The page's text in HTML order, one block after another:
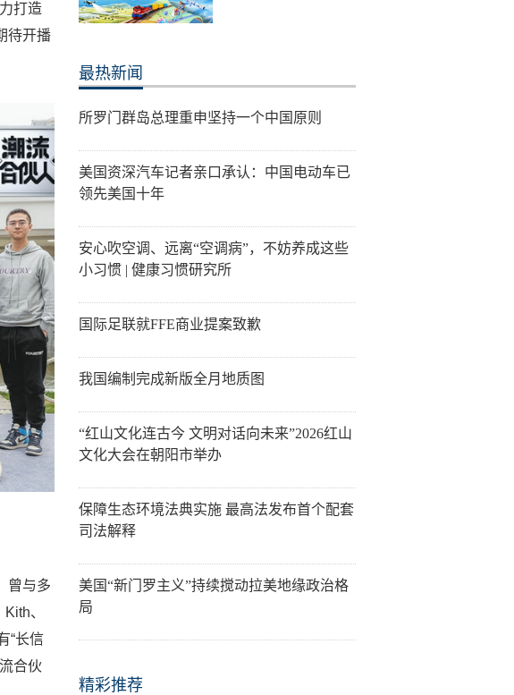
打造
待开播
曾与多
、
“长信
合伙
最热新闻
所罗门群岛总理重申坚持一个中国原则
美国资深汽车记者亲口承认：中国电动车已
领先美国十年
安心吹空调、远离“空调病”，不妨养成这些
小习惯 | 健康习惯研究所
国际足联就FFE商业提案致歉
我国编制完成新版全月地质图
“红山文化连古今 文明对话向未来”2026红山
文化大会在朝阳市举办
保障生态环境法典实施 最高法发布首个配套
司法解释
美国“新门罗主义”持续搅动拉美地缘政治格
局
精彩推荐